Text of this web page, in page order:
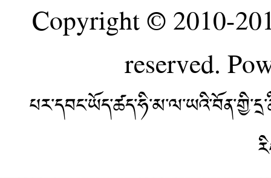
Copyright © 2010-
reserved.